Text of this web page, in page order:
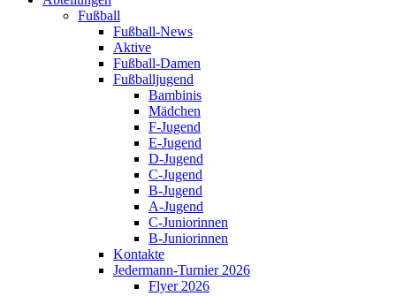
Fußball
Fußball-News
Aktive
Fußball-Damen
Fußballjugend
Bambinis
Mädchen
F-Jugend
E-Jugend
D-Jugend
C-Jugend
B-Jugend
A-Jugend
C-Juniorinnen
B-Juniorinnen
Kontakte
Jedermann-Turnier 2026
Flyer 2026